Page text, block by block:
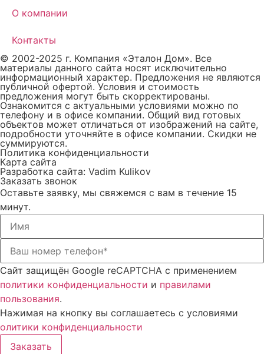
О компании
Контакты
© 2002-2025 г. Компания «Эталон Дом». Все
материалы данного сайта носят исключительно
информационный характер. Предложения не являются
публичной офертой. Условия и стоимость
предложения могут быть скорректированы.
Ознакомится с актуальными условиями можно по
телефону и в офисе компании. Общий вид готовых
объектов может отличаться от изображений на сайте,
подробности уточняйте в офисе компании. Скидки не
суммируются.
Политика конфиденциальности
Карта сайта
Разработка сайта: Vadim Kulikov
Заказать звонок
Оставьте заявку, мы свяжемся с вам в течение 15
минут.
Сайт защищён Google reCAPTCHA с применением
политики конфиденциальности и правилами
пользования.
Нажимая на кнопку вы соглашаетесь с условиями
олитики конфиденциальности
Заказать